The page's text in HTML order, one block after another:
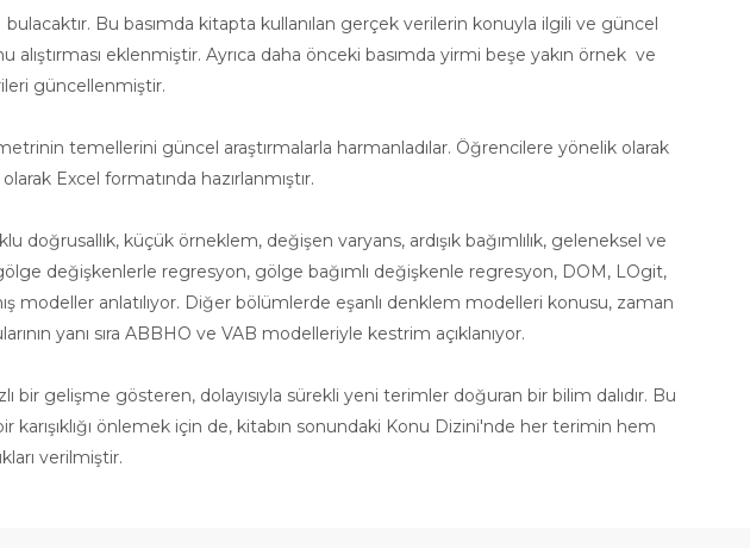
Bu basımda kitapta kullanılan gerçek verilerin konuyla ilgili ve güncel
eklenmiştir. Ayrıca daha önceki basımda yirmi beşe yakın örnek ve
güncellenmiştir.
temellerini güncel araştırmalarla harmanladılar. Öğrencilere yönelik olarak
Excel formatında hazırlanmıştır.
doğrusallık, küçük örneklem, değişen varyans, ardışık bağımlılık, geleneksel ve
değişkenlerle regresyon, gölge bağımlı değişkenle regresyon, DOM, LOgit,
modeller anlatılıyor. Diğer bölümlerde eşanlı denklem modelleri konusu, zaman
yanı sıra ABBHO ve VAB modelleriyle kestrim açıklanıyor.
bir gelişme gösteren, dolayısıyla sürekli yeni terimler doğuran bir bilim dalıdır. Bu
karışıklığı önlemek için de, kitabın sonundaki Konu Dizini′nde her terimin hem
verilmiştir.